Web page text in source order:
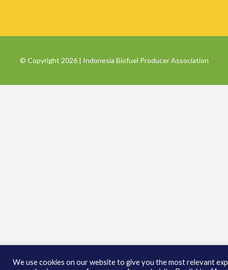
© Copyright 2026 | Indonesia Biofuel Producer Association
We use cookies on our website to give you the most relevant